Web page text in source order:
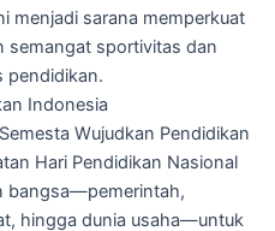
menjadi sarana memperkuat
semangat sportivitas dan
pendidikan.
Indonesia
Wujudkan Pendidikan
Hari Pendidikan Nasional
bangsa—pemerintah,
hingga dunia usaha—untuk